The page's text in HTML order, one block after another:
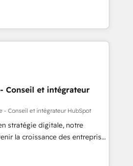
Integrations"
data across... 🔄 any
Advanced Website and
our in-house "HubScrub" Tool.
and teams that turn
growth engine. Named
of the Year in 2024,
15 years in the ecosystem,
model, delivering
teams in the UK, USA,
Belgium, Singapore, and
9001:2015 across all seven
Conseil et intégrateur
- Conseil et intégrateur HubSpot
stratégie digitale, notre
la croissance des entreprises
de nouveaux clients,
développement des revenus